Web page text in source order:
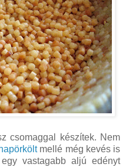
csomaggal készítek. Nem
mellé még kevés is
vastagabb aljú edényt